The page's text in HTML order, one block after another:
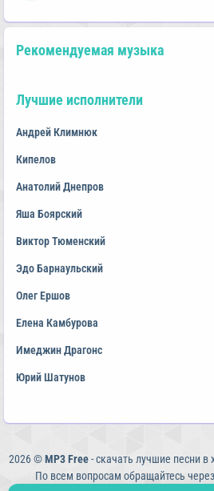
Рекомендуемая музыка
Лучшие исполнители
Андрей Климнюк
Кипелов
Анатолий Днепров
Яша Боярский
Виктор Тюменский
Эдо Барнаульский
Олег Ершов
Елена Камбурова
Имеджин Драгонс
Юрий Шатунов
2026 ©MP3 Free- скачать лучшие песни в
По всем вопросам обращайтесь через